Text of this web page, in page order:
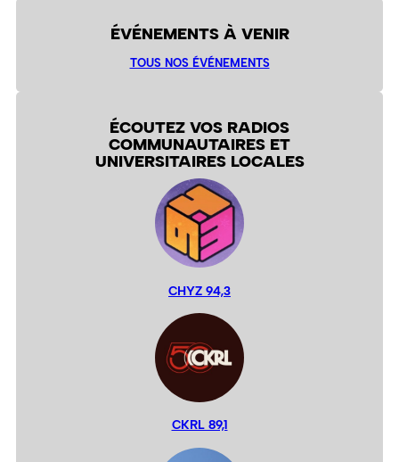
ÉVÉNEMENTS À VENIR
TOUS NOS ÉVÉNEMENTS
ÉCOUTEZ VOS RADIOS
COMMUNAUTAIRES ET
UNIVERSITAIRES LOCALES
CHYZ 94,3
CKRL 89,1